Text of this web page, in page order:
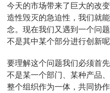
今天的市场带来了巨大的改
造性毁灭的急迫性，我们就
念。现在我们又遇到一个问
不是其中某个部分进行创新呢
要理解这个问题我们必须首
不是某一个部门、某种产品
整个组织作为一体，共同协